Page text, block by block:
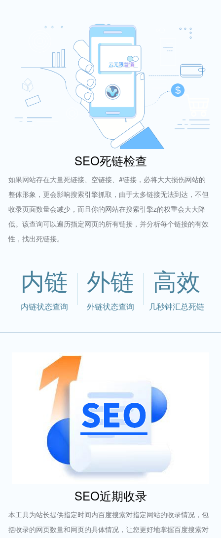
SEO死链检查
如果网站存在大量死链接、空链接、#链接，必将大大损伤网站的
整体形象，更会影响搜索引擎抓取，由于太多链接无法到达，不但
收录页面数量会减少，而且你的网站在搜索引擎z的权重会大大降
低。该查询可以遍历指定网页的所有链接，并分析每个链接的有效
性，找出死链接。
内链
内链状态查询
外链
外链状态查询
高效
几秒钟汇总死链
SEO近期收录
本工具为站长提供指定时间内百度搜索对指定网站的收录情况，包
括收录的网页数量和网页的具体情况，让您更好地掌握百度搜索对